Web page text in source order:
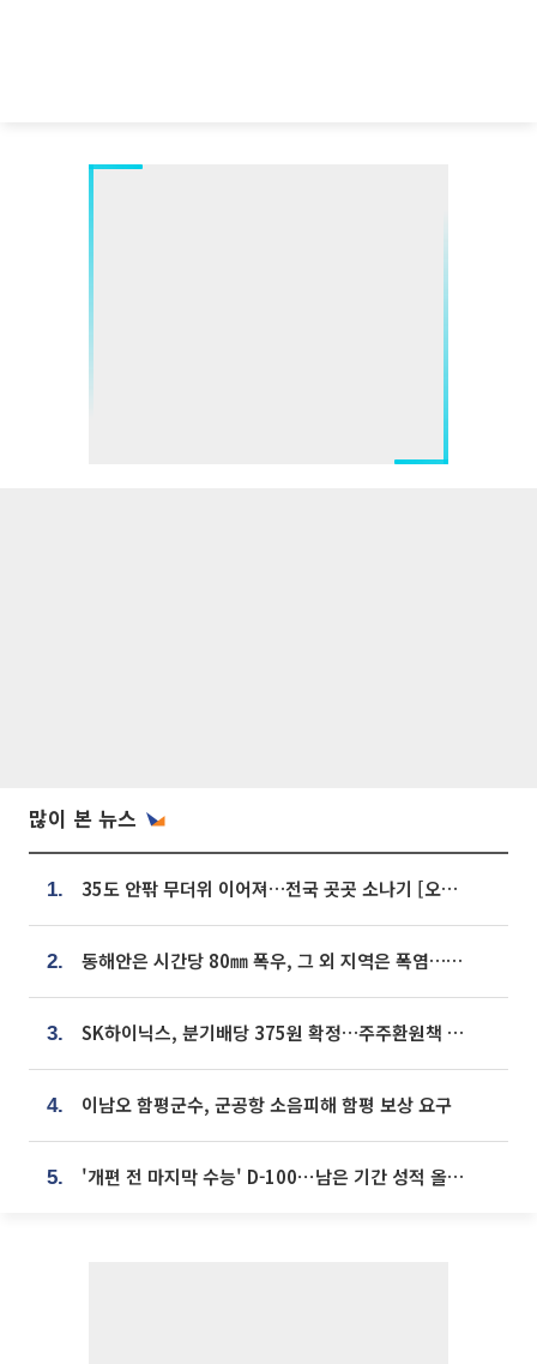
많이 본 뉴스
1. 35도 안팎 무더위 이어져…전국 곳곳 소나기 [오늘 날씨]
2. 동해안은 시간당 80㎜ 폭우, 그 외 지역은 폭염…‘극과 극 날씨’
3. SK하이닉스, 분기배당 375원 확정…주주환원책 9월로 앞당겨 발표
4. 이남오 함평군수, 군공항 소음피해 함평 보상 요구
5. '개편 전 마지막 수능' D-100⋯남은 기간 성적 올릴 전략은